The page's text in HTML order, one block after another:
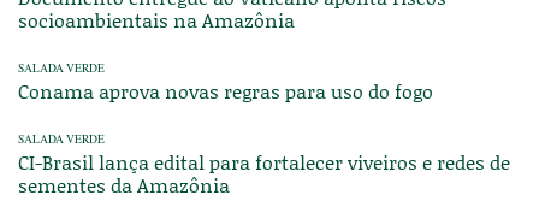
socioambientais na Amazônia
SALADA VERDE
Conama aprova novas regras para uso do fogo
SALADA VERDE
CI-Brasil lança edital para fortalecer viveiros e redes de
sementes da Amazônia